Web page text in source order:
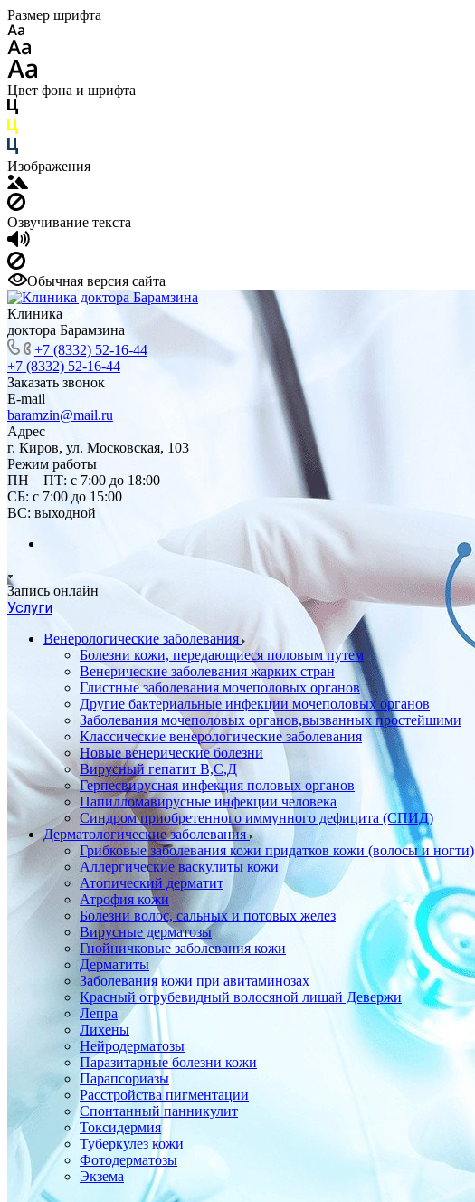
Размер шрифта
Цвет фона и шрифта
Изображения
Озвучивание текста
Обычная версия сайта
Клиника
доктора Барамзина
+7 (8332) 52-16-44
+7 (8332) 52-16-44
Заказать звонок
E-mail
baramzin@mail.ru
Адрес
г. Киров, ул. Московская, 103
Режим работы
ПН – ПТ: с 7:00 до 18:00
СБ: с 7:00 до 15:00
ВС: выходной
Запись онлайн
Услуги
Венерологические заболевания
Болезни кожи, передающиеся половым путем
Венерические заболевания жарких стран
Глистные заболевания мочеполовых органов
Другие бактериальные инфекции мочеполовых органов
Заболевания мочеполовых органов,вызванных простейшими
Классические венерологические заболевания
Новые венерические болезни
Вирусный гепатит В,С,Д
Герпесвирусная инфекция половых органов
Папилломавирусные инфекции человека
Синдром приобретенного иммунного дефицита (СПИД)
Дерматологические заболевания
Грибковые заболевания кожи придатков кожи (волосы и ногти)
Аллергические васкулиты кожи
Атопический дерматит
Атрофия кожи
Болезни волос, сальных и потовых желез
Вирусные дерматозы
Гнойничковые заболевания кожи
Дерматиты
Заболевания кожи при авитаминозах
Красный отрубевидный волосяной лишай Девержи
Лепра
Лихены
Нейродерматозы
Паразитарные болезни кожи
Парапсориазы
Расстройства пигментации
Спонтанный панникулит
Токсидермия
Туберкулез кожи
Фотодерматозы
Экзема